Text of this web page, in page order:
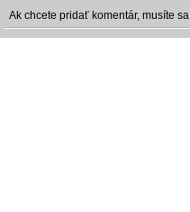
Ak chcete pridať komentár, musíte sa